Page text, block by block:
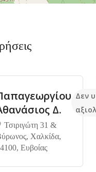
Δ.
Τσιριγώτη 31 &
Χαλκίδα,
Ευβοίας
Δεν